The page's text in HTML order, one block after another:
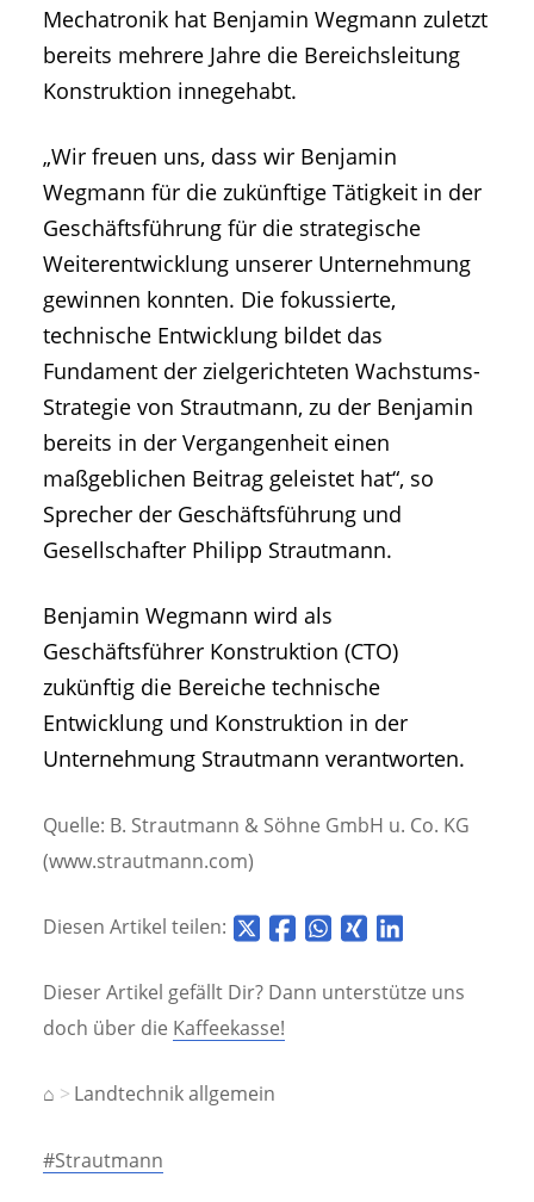
Mechatronik hat Benjamin Wegmann zuletzt
bereits mehrere Jahre die Bereichsleitung
Konstruktion innegehabt.
„Wir freuen uns, dass wir Benjamin
Wegmann für die zukünftige Tätigkeit in der
Geschäftsführung für die strategische
Weiterentwicklung unserer Unternehmung
gewinnen konnten. Die fokussierte,
technische Entwicklung bildet das
Fundament der zielgerichteten Wachstums-
Strategie von Strautmann, zu der Benjamin
bereits in der Vergangenheit einen
maßgeblichen Beitrag geleistet hat“, so
Sprecher der Geschäftsführung und
Gesellschafter Philipp Strautmann.
Benjamin Wegmann wird als
Geschäftsführer Konstruktion (CTO)
zukünftig die Bereiche technische
Entwicklung und Konstruktion in der
Unternehmung Strautmann verantworten.
Quelle: B. Strautmann & Söhne GmbH u. Co. KG
(www.strautmann.com)
Diesen Artikel teilen:
Dieser Artikel gefällt Dir? Dann unterstütze uns
doch über die Kaffeekasse!
⌂ Landtechnik allgemein
#Strautmann